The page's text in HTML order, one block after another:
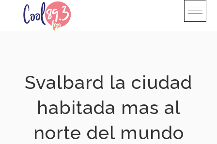
Svalbard la ciudad
habitada mas al
norte del mundo